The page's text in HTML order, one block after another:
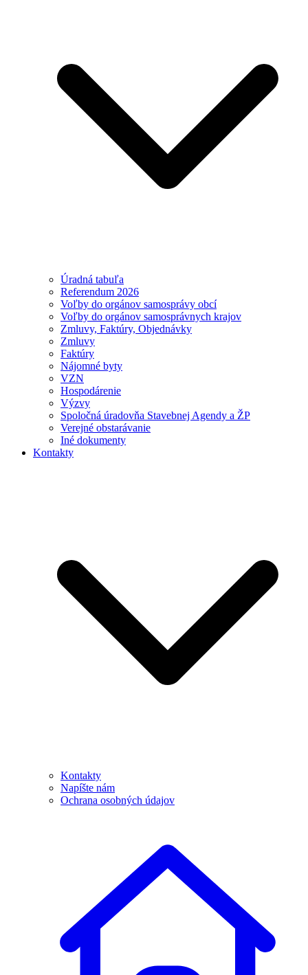
Úradná tabuľa
Referendum 2026
Voľby do orgánov samosprávy obcí
Voľby do orgánov samosprávnych krajov
Zmluvy, Faktúry, Objednávky
Zmluvy
Faktúry
Nájomné byty
VZN
Hospodárenie
Výzvy
Spoločná úradovňa Stavebnej Agendy a ŽP
Verejné obstarávanie
Iné dokumenty
Kontakty
Kontakty
Napíšte nám
Ochrana osobných údajov